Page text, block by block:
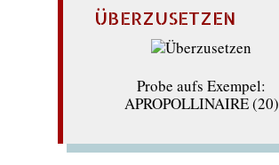
ÜBERZUSETZEN
Probe aufs Exempel:
APROPOLLINAIRE (20)